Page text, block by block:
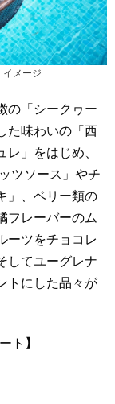
イメージ
の「シークヮー
た味わいの「西
」をはじめ、
ツソース」やチ
」、ベリー類の
フレーバーのム
ーツをチョコレ
してユーグレナ
トにした品々が
ト】